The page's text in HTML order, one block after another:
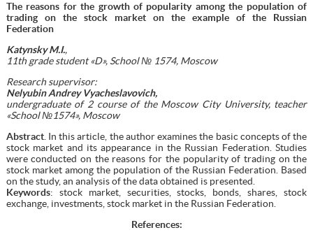
The reasons for the growth of popularity among the population of
trading on the stock market on the example of the Russian
Federation
Katynsky M.I.,
11th grade student «D», School № 1574, Moscow
Research supervisor:
Nelyubin Andrey Vyacheslavovich,
undergraduate of 2 course of the Moscow City University, teacher
«School №1574», Moscow
Abstract. In this article, the author examines the basic concepts of the
stock market and its appearance in the Russian Federation. Studies
were conducted on the reasons for the popularity of trading on the
stock market among the population of the Russian Federation. Based
on the study, an analysis of the data obtained is presented.
Keywords: stock market, securities, stocks, bonds, shares, stock
exchange, investments, stock market in the Russian Federation.
References: